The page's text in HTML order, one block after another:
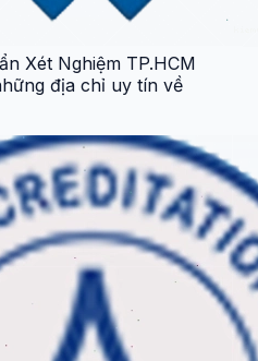
Xét Nghiệm TP.HCM
địa chỉ uy tín về